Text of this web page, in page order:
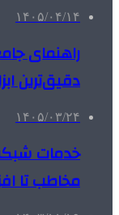
۱۴۰۵/۰۴/۱۴
راهنمای
دقیق‌ترین
۱۴۰۵/۰۳/۲۴
مخاطب تا